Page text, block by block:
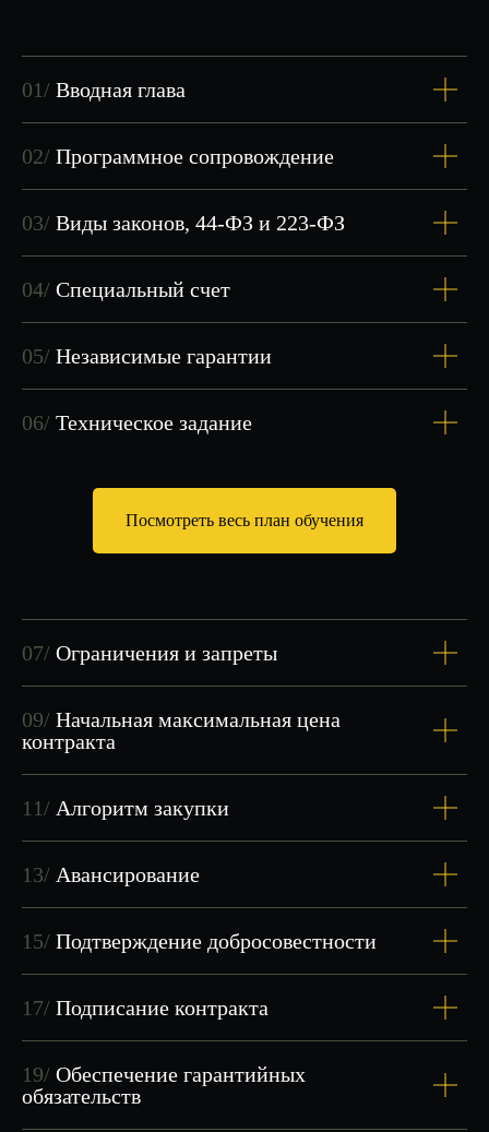
01/ Вводная глава
02/ Программное сопровождение
03/ Виды законов, 44-ФЗ и 223-ФЗ
04/ Специальный счет
05/ Независимые гарантии
06/ Техническое задание
Посмотреть весь план обучения
07/ Ограничения и запреты
09/ Начальная максимальная цена
контракта
11/ Алгоритм закупки
13/ Авансирование
15/ Подтверждение добросовестности
17/ Подписание контракта
19/ Обеспечение гарантийных
обязательств
Я не просто преподаватель—
я практик с опытом работы
в госзакупках.
Сроки
7 дней
Стоимость:
СТОИМОСТЬИ УСЛОВИЯ
Первое занятие бесплатно